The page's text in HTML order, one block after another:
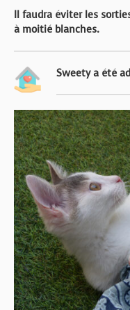
Il faudra éviter les
à moitié blanches.
Sweety a été